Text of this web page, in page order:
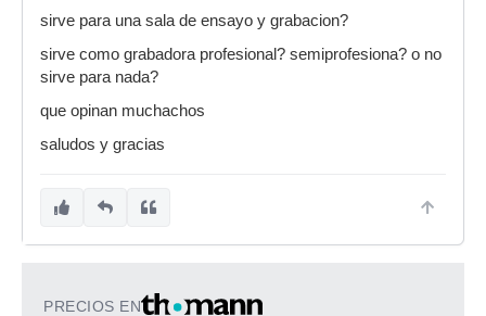
sirve para una sala de ensayo y grabacion?
sirve como grabadora profesional? semiprofesiona? o no
sirve para nada?
que opinan muchachos
saludos y gracias
PRECIOS EN